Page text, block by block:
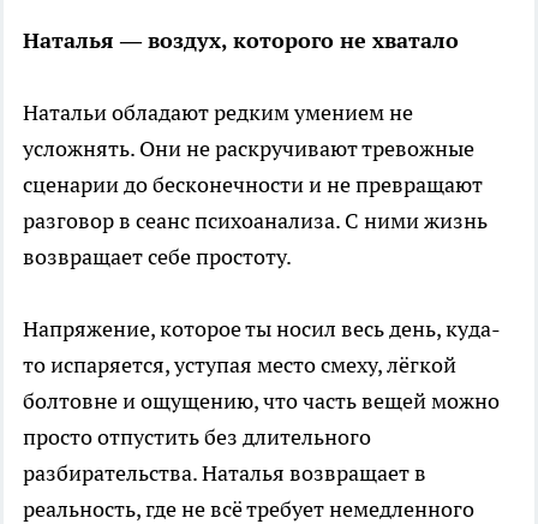
Наталья — воздух, которого не хватало
Натальи обладают редким умением не
усложнять. Они не раскручивают тревожные
сценарии до бесконечности и не превращают
разговор в сеанс психоанализа. С ними жизнь
возвращает себе простоту.
Напряжение, которое ты носил весь день, куда-
то испаряется, уступая место смеху, лёгкой
болтовне и ощущению, что часть вещей можно
просто отпустить без длительного
разбирательства. Наталья возвращает в
реальность, где не всё требует немедленного